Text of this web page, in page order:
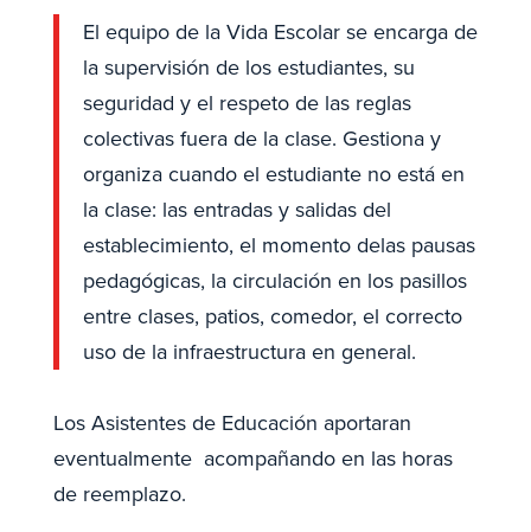
El equipo de la Vida Escolar se encarga de
la supervisión de los estudiantes, su
seguridad y el respeto de las reglas
colectivas fuera de la clase. Gestiona y
organiza cuando el estudiante no está en
la clase: las entradas y salidas del
establecimiento, el momento delas pausas
pedagógicas, la circulación en los pasillos
entre clases, patios, comedor, el correcto
uso de la infraestructura en general.
Los Asistentes de Educación aportaran
eventualmente acompañando en las horas
de reemplazo.